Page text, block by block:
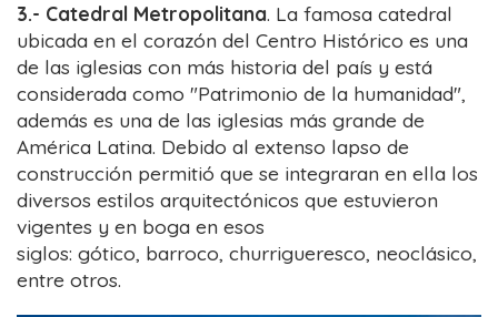
3.- Catedral Metropolitana. La famosa catedral
ubicada en el corazón del Centro Histórico es una
de las iglesias con más historia del país y está
considerada como "Patrimonio de la humanidad",
además es una de las iglesias más grande de
América Latina. Debido al extenso lapso de
construcción permitió que se integraran en ella los
diversos estilos arquitectónicos que estuvieron
vigentes y en boga en esos
siglos: gótico, barroco, churrigueresco, neoclásico,
entre otros.